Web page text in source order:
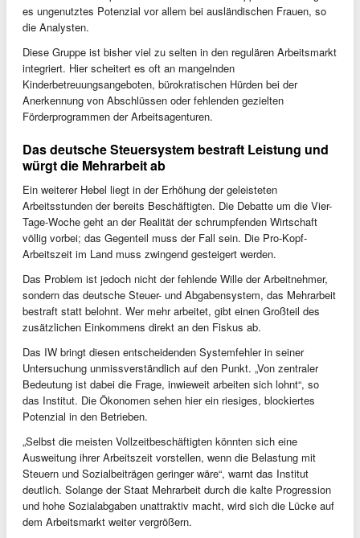
es ungenutztes Potenzial vor allem bei ausländischen Frauen, so
die Analysten.
Diese Gruppe ist bisher viel zu selten in den regulären Arbeitsmarkt
integriert. Hier scheitert es oft an mangelnden
Kinderbetreuungsangeboten, bürokratischen Hürden bei der
Anerkennung von Abschlüssen oder fehlenden gezielten
Förderprogrammen der Arbeitsagenturen.
Das deutsche Steuersystem bestraft Leistung und
würgt die Mehrarbeit ab
Ein weiterer Hebel liegt in der Erhöhung der geleisteten
Arbeitsstunden der bereits Beschäftigten. Die Debatte um die Vier-
Tage-Woche geht an der Realität der schrumpfenden Wirtschaft
völlig vorbei; das Gegenteil muss der Fall sein. Die Pro-Kopf-
Arbeitszeit im Land muss zwingend gesteigert werden.
Das Problem ist jedoch nicht der fehlende Wille der Arbeitnehmer,
sondern das deutsche Steuer- und Abgabensystem, das Mehrarbeit
bestraft statt belohnt. Wer mehr arbeitet, gibt einen Großteil des
zusätzlichen Einkommens direkt an den Fiskus ab.
Das IW bringt diesen entscheidenden Systemfehler in seiner
Untersuchung unmissverständlich auf den Punkt. „Von zentraler
Bedeutung ist dabei die Frage, inwieweit arbeiten sich lohnt“, so
das Institut. Die Ökonomen sehen hier ein riesiges, blockiertes
Potenzial in den Betrieben.
„Selbst die meisten Vollzeitbeschäftigten könnten sich eine
Ausweitung ihrer Arbeitszeit vorstellen, wenn die Belastung mit
Steuern und Sozialbeiträgen geringer wäre“, warnt das Institut
deutlich. Solange der Staat Mehrarbeit durch die kalte Progression
und hohe Sozialabgaben unattraktiv macht, wird sich die Lücke auf
dem Arbeitsmarkt weiter vergrößern.